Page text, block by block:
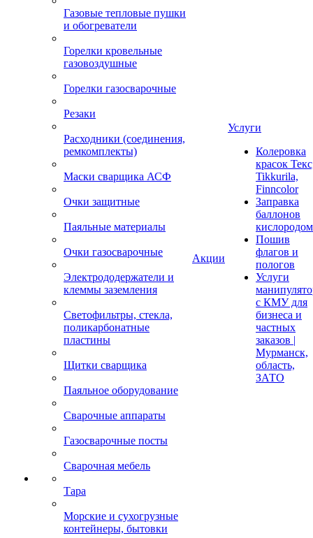
Газовые тепловые пушки
и обогреватели
Горелки кровельные
газовоздушные
Горелки газосварочные
Резаки
Расходники (соединения,
ремкомплекты)
Маски сварщика АСФ
Очки защитные
Паяльные материалы
Очки газосварочные
Электрододержатели и
клеммы заземления
Светофильтры, стекла,
поликарбонатные
пластины
Щитки сварщика
Паяльное оборудование
Сварочные аппараты
Газосварочные посты
Сварочная мебель
Тара
Морские и сухогрузные
контейнеры, бытовки
Акции
Услуги
Колеровка
красок
Tikkurila,
Finncolor
Заправка
баллонов
кислородом
Пошив
флагов и
пологов
Услуги
с КМУ для
бизнеса и
частных
заказов |
Мурманск,
область,
ЗАТО